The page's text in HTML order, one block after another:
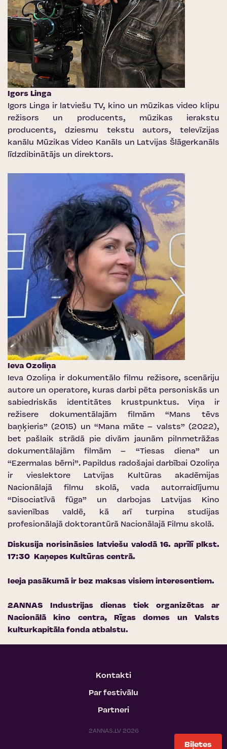
Igors Linga
Igors Linga ir latviešu TV, kino un mūzikas video klipu
režisors un producents, mūzikas ierakstu
producents, dziesmu tekstu autors, televīzijas
kanālu Mūzikas Video Kanāls un Latvijas Šlāgerkanāls
līdzdibinātājs un direktors.
Ieva Ozoliņa
Ieva Ozoliņa ir dokumentālo filmu režisore, scenāriju
autore un operatore, kuras darbi pēta personiskās un
sabiedriskās identitātes krustpunktus. Viņa ir
režisere dokumentālajām filmām “Mans tēvs
baņķieris” (2015) un “Mana māte – valsts” (2022),
bet pašlaik strādā pie divām jaunām pilnmetrāžas
dokumentālajām filmām – “Tiesas diena” un
“Ezermalas bērni”. Papildus radošajai darbībai Ozoliņa
ir vieslektore Latvijas Kultūras akadēmijas
Nacionālajā filmu skolā, vada autorraidījumu
“Disociatīvā fūga” un darbojas Latvijas Kino
savienības valdē, kā arī turpina studijas
profesionālajā doktorantūrā Nacionālajā Filmu skolā.​​​​​​
Diskusija norisināsies latviešu valodā 16. aprīlī plkst.
17:30
Kaņepes Kultūras centrā.
Ieeja pasākumā ir bez maksas visiem interesentiem.
2ANNAS Industrijas dienas tiek organizētas ar
Nacionālā kino centra, Rīgas domes unValsts
kulturkapitāla fonda atbalstu.
Kontakti
Par festivālu
Partneri
2ANNAS.LV 2026